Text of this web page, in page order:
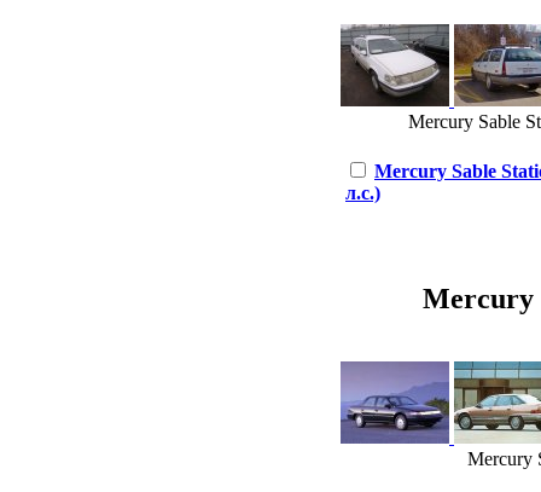
Mercury Sable
Mercury Sable
л.с.)
Mercury
Mercury